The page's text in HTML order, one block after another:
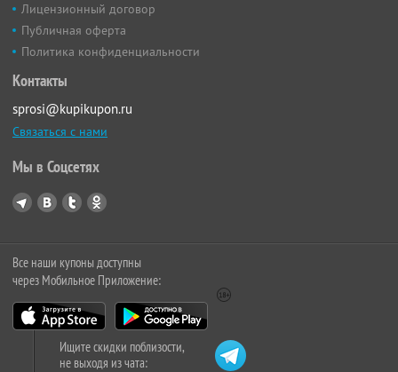
Лицензионный договор
Публичная оферта
Политика конфиденциальности
Контакты
sprosi@kupikupon.ru
Связаться с нами
Мы в Соцсетях
Все наши купоны доступны
через Мобильное Приложение:
Ищите скидки поблизости,
не выходя из чата: